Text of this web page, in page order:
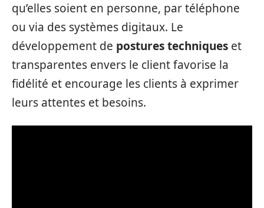
qu’elles soient en personne, par téléphone
ou via des systèmes digitaux. Le
développement de postures techniques et
transparentes envers le client favorise la
fidélité et encourage les clients à exprimer
leurs attentes et besoins.